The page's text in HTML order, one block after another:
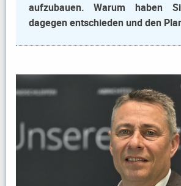
aufzubauen. Warum haben
dagegen entschieden und den